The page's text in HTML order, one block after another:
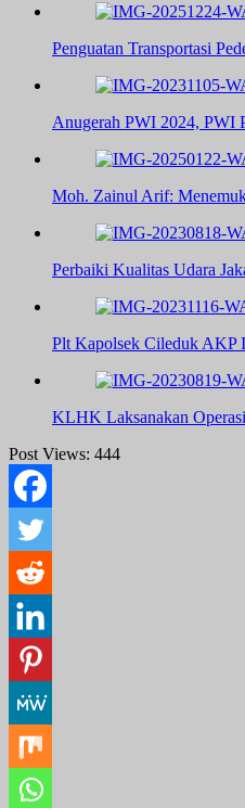
Penguatan Transportasi
Anugerah PWI 2024, PWI
Moh. Zainul Arif:
Perbaiki Kualitas Udara
Plt Kapolsek Cileduk AKP
KLHK Laksanakan
Post Views: 444